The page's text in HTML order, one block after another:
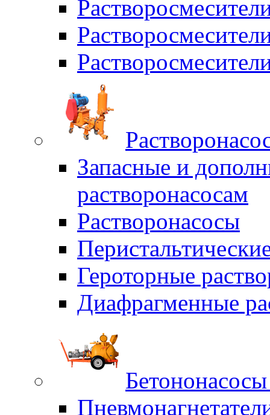
Запасные и
растворонасосам
Растворонасосы
Героторные
Диафрагменные